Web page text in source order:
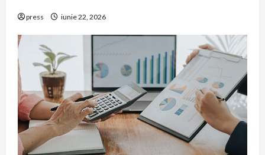
press iunie 22, 2026